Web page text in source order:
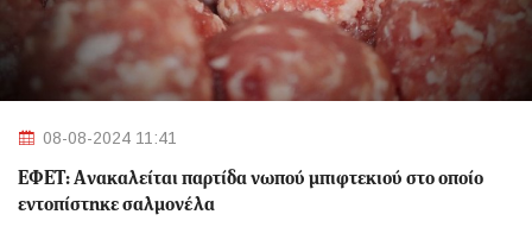
08-08-2024 11:41
ΕΦΕΤ: Aνακαλείται παρτίδα νωπού μπιφτεκιού στο οποίο
εντοπίστηκε σαλμονέλα